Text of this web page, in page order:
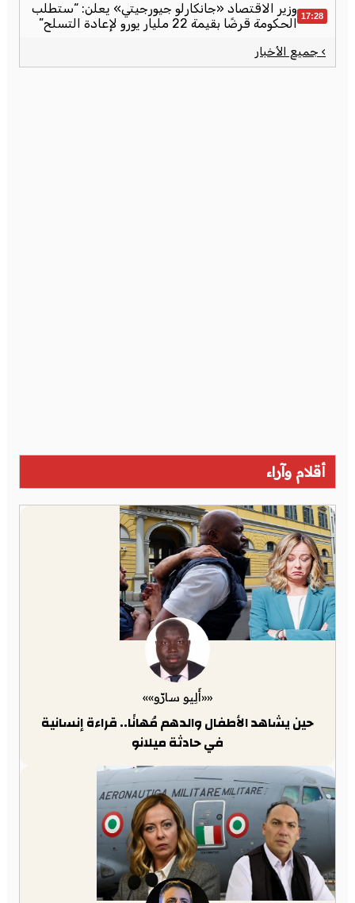
17:28 وزير الاقتصاد «جانكارلو جيورجيتي» يعلن: “ستطلب
الحكومة قرضًا بقيمة 22 مليار يورو لإعادة التسلح”
› جميع الأخبار
أقلام وآراء
««أَلِيو سارّو»»
حين يشاهد الأطفال والدهم مُهانًا.. قراءة إنسانية
في حادثة ميلانو